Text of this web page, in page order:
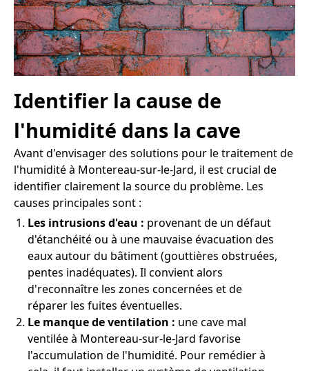
Identifier la cause de
l'humidité dans la cave
Avant d'envisager des solutions pour le traitement de
l'humidité à Montereau-sur-le-Jard, il est crucial de
identifier clairement la source du problème. Les
causes principales sont :
Les intrusions d'eau : provenant de un défaut
d'étanchéité ou à une mauvaise évacuation des
eaux autour du bâtiment (gouttières obstruées,
pentes inadéquates). Il convient alors
d'reconnaître les zones concernées et de
réparer les fuites éventuelles.
Le manque de ventilation : une cave mal
ventilée à Montereau-sur-le-Jard favorise
l'accumulation de l'humidité. Pour remédier à